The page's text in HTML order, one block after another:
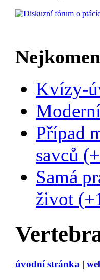
Kvízy-
Případ
savců
Samá
život
úvodní stránka |